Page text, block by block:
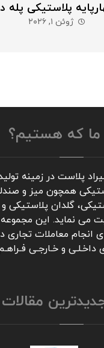
پلاستیکی پله
ژوئن ۱, ۲۰۲۶
ما که هستیم؟
پلاست در زمینه
همچون میز و
گلدان پلاستیکی و
می نماید. این
انجام معاملات تجاری
داخـلـی و خـارجـی
مقالات